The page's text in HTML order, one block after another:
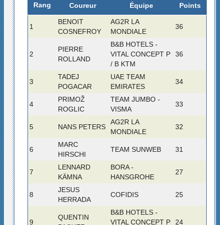
Rang Coureur Équipe Points
1
BENOIT
COSNEFROY
AG2R LA
MONDIALE
36
2
PIERRE
ROLLAND
B&B HOTELS -
VITAL CONCEPT P
/ B KTM
36
3
TADEJ
POGACAR
UAE TEAM
EMIRATES
34
4
PRIMOŽ
ROGLIC
TEAM JUMBO -
VISMA
33
5 NANS PETERS
AG2R LA
MONDIALE
32
6
MARC
HIRSCHI
TEAM SUNWEB 31
7
LENNARD
KÄMNA
BORA -
HANSGROHE
27
8
JESUS
HERRADA
COFIDIS 25
9
QUENTIN
B&B HOTELS -
VITAL CONCEPT P
24